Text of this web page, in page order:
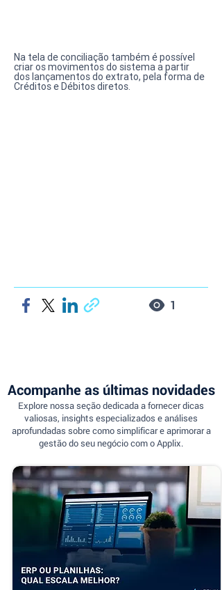
Na tela de conciliação também é possível
criar os movimentos do sistema a partir
dos lançamentos do extrato, pela forma de
Créditos e Débitos diretos.
1
Acompanhe as últimas novidades
Explore nossa seção dedicada a fornecer dicas
valiosas, insights especializados e análises
aprofundadas sobre como simplificar e aprimorar a
gestão do seu negócio com o Applix.